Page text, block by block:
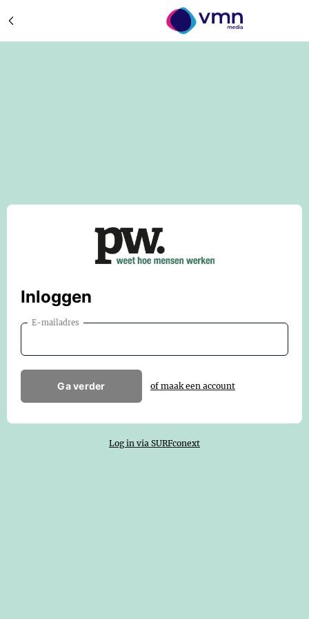
Inloggen
E-mailadres
Ga verder of maak een account
Log in via SURFconext